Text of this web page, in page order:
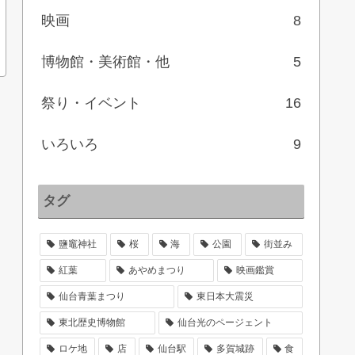
映画 8
博物館・美術館・他 5
祭り・イベント 16
いろいろ 9
タグ
鹽竈神社 桜 海 公園 街並み
紅葉 あやめまつり 映画鑑賞
仙台青葉まつり 東日本大震災
東北歴史博物館 仙台光のページェント
ロケ地 店 仙台駅 多賀城跡 食